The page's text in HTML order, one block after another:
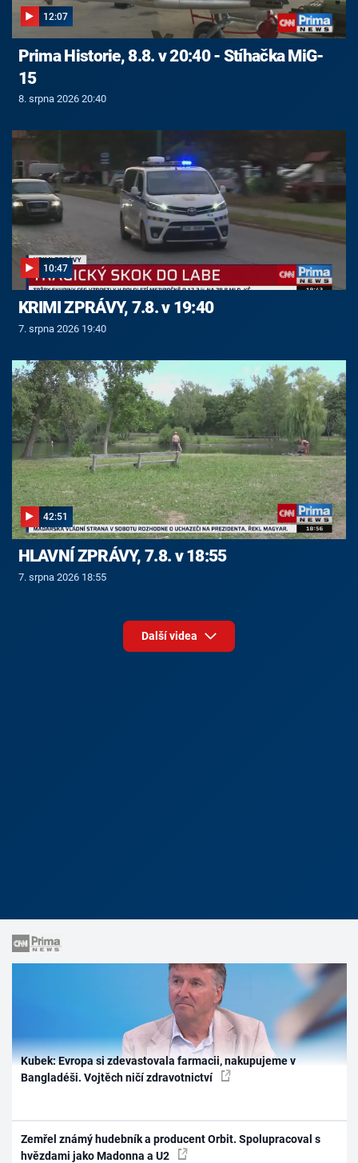
12:07
Prima Historie, 8.8. v 20:40 - Stíhačka MiG-
15
8. srpna 2026 20:40
10:47
KRIMI ZPRÁVY, 7.8. v 19:40
7. srpna 2026 19:40
42:51
HLAVNÍ ZPRÁVY, 7.8. v 18:55
7. srpna 2026 18:55
Další videa
Kubek: Evropa si zdevastovala farmacii, nakupujeme v
Bangladéši. Vojtěch ničí zdravotnictví
Zemřel známý hudebník a producent Orbit. Spolupracoval s
hvězdami jako Madonna a U2